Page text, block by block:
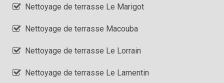
Nettoyage de terrasse Le Marigot
Nettoyage de terrasse Macouba
Nettoyage de terrasse Le Lorrain
Nettoyage de terrasse Le Lamentin